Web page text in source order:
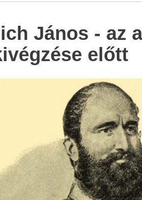
János - az
előtt